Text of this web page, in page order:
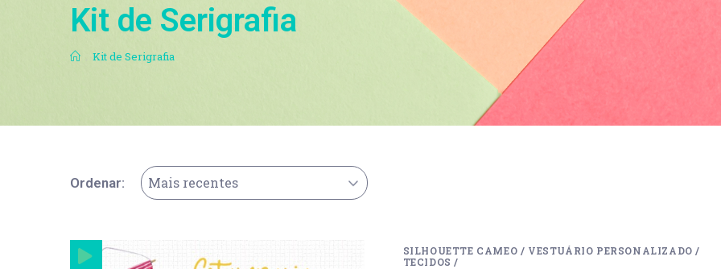
Kit de Serigrafia
. Kit de Serigrafia
Ordenar: Mais recentes
SILHOUETTE CAMEO / VESTUÁRIO PERSONALIZADO /
TECIDOS /